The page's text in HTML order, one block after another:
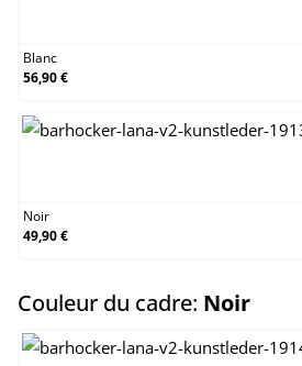
Blanc
56,90 €
Noir
49,90 €
Couleur du cadre: Noirselect